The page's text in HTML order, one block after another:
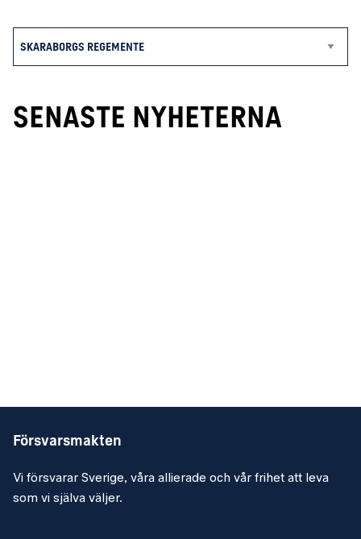
SENASTE NYHETERNA
Försvarsmakten
Vi försvarar Sverige, våra allierade och vår frihet att leva
som vi själva väljer.